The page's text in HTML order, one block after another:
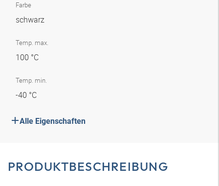
Farbe
schwarz
Temp. max.
100 °C
Temp. min.
-40 °C
Alle Eigenschaften
PRODUKTBESCHREIBUNG